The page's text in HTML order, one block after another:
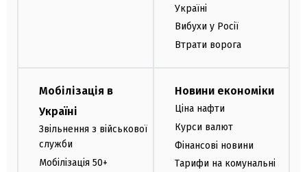
Україні
Вибухи у Росії
Втрати ворога
Мобілізація в
Україні
Звільнення з військової
служби
Мобілізація 50+
Новини економіки
Ціна нафти
Курси валют
Фінансові новини
Тарифи на комунальні